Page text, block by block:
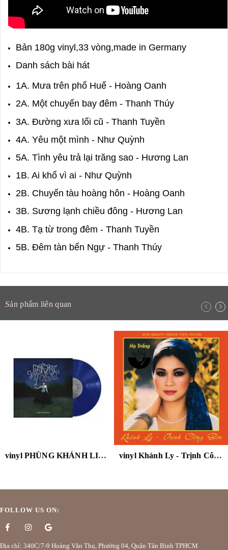
Bản 180g vinyl,33 vòng,made in Germany
Danh sách bài hát
1A. Mưa trên phố Huế - Hoàng Oanh
2A. Một chuyến bay đêm - Thanh Thúy
3A. Đường xưa lối cũ - Thanh Tuyền
4A. Yêu một mình - Như Quỳnh
5A. Tình yêu trả lại trăng sao - Hương Lan
1B. Ai khổ vì ai - Như Quỳnh
2B. Chuyến tàu hoàng hôn - Hoàng Oanh
3B. Sương lạnh chiều đông - Hương Lan
4B. Tạ từ trong đêm - Thanh Tuyền
5B. Đêm tàn bến Ngự - Thanh Thúy
Sản phẩm liên quan
vinyl PHÙNG KHÁNH LINH - GIỮA MỘT VẠN NGƯỜI - THE 3RD ALBUM (STARRY NIGHT VINYL LP) vinyl Khánh Ly - Trịnh Công Sơn - Hạ Trắng ( đĩa màu cam )
FOLLOW US ON:
Địa chỉ: 340C/7-9 Hoàng Văn Thụ, Phường 04, Quận Tân Bình TPHCM